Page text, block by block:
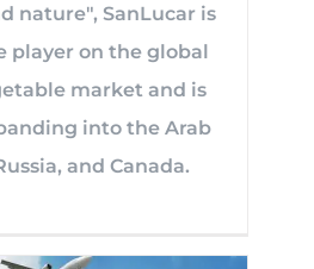
nature", SanLucar is
player on the global
market and is
into the Arab
and Canada.